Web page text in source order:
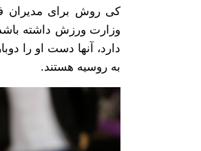
کی روش برای مدیران
وزارت ورزش داشته
دارد، آنها دست او را
به روسیه هستند.